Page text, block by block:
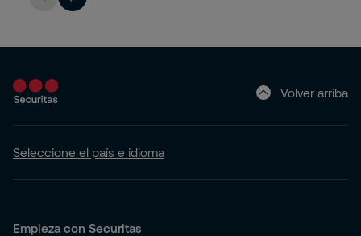
Volver arriba
Seleccione el país e idioma
Empieza con Securitas